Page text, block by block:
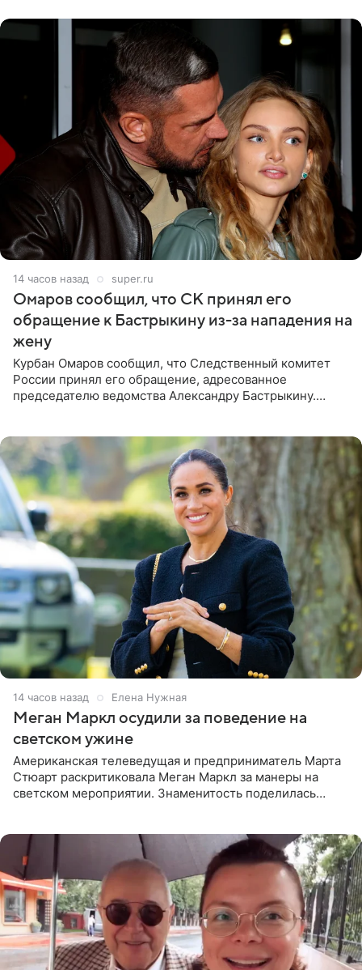
14 часов назад super.ru
Омаров сообщил, что СК принял его
обращение к Бастрыкину из-за нападения на
жену
Курбан Омаров сообщил, что Следственный комитет
России принял его обращение, адресованное
председателю ведомства Александру Бастрыкину.
14 часов назад Елена Нужная
Меган Маркл осудили за поведение на
светском ужине
Американская телеведущая и предприниматель Марта
Стюарт раскритиковала Меган Маркл за манеры на
светском мероприятии. Знаменитость поделилась